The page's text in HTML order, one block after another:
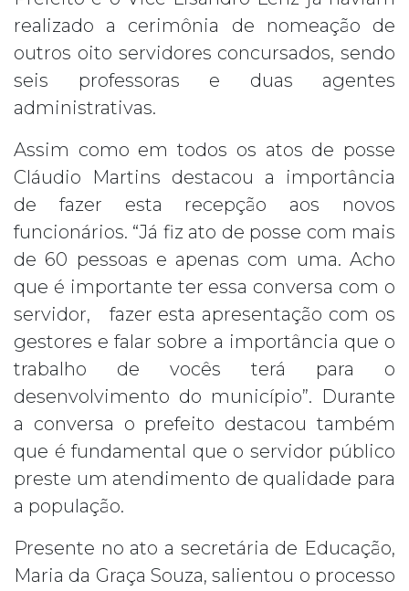
realizado a cerimônia de nomeação de
outros oito servidores concursados, sendo
seis professoras e duas agentes
administrativas.
Assim como em todos os atos de posse
Cláudio Martins destacou a importância
de fazer esta recepção aos novos
funcionários. “Já fiz ato de posse com mais
de 60 pessoas e apenas com uma. Acho
que é importante ter essa conversa com o
servidor, fazer esta apresentação com os
gestores e falar sobre a importância que o
trabalho de vocês terá para o
desenvolvimento do município”. Durante
a conversa o prefeito destacou também
que é fundamental que o servidor público
preste um atendimento de qualidade para
a população.
Presente no ato a secretária de Educação,
Maria da Graça Souza, salientou o processo